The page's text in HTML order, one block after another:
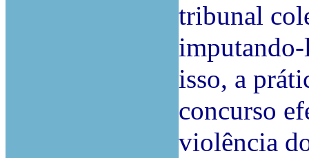
tribunal
imputando-
isso, a
concurso
violência